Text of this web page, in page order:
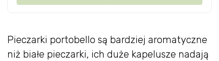
Pieczarki portobello są bardziej aromatyczne
niż białe pieczarki, ich duże kapelusze nadają